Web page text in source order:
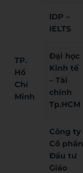
TP.
Hồ
Chí
Minh
IDP –
IELTS
Đại học
Kinh tế
– Tài
chính
Tp.HCM
Công ty
Cổ phần
Đầu tư
Giáo